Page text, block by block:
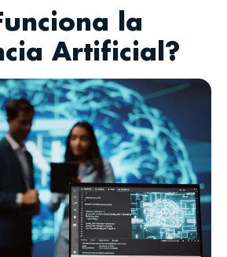
la
Artificial?